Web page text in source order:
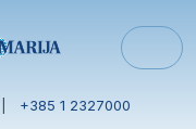
+385 1 2327000